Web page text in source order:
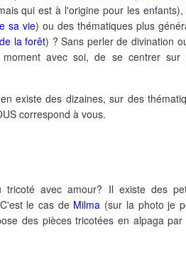
qui est à l'origine pour les enfants),
sa vie) ou des thématiques plus
la forêt) ? Sans perler de divination
avec soi, de se centrer sur
existe des dizaines, sur des
correspond à vous.
tricoté avec amour? Il existe des
le cas de Milma (sur la photo je
des pièces tricotées en alpaga par